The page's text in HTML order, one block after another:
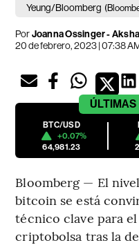
Yeung/Bloomberg
PorJoanna Ossinger -
20 de febrero, 2023 | 07:38
ÚLTIMAS
BTC/USD
+0.07%
64,981.23
Bloomberg — El
bitcoin se está
técnico clave para
criptobolsa tras la